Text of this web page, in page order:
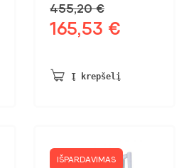
455,20€
Pradinė
455,20 €.
165,53 €
Į krepšelį
IŠPARDAVIMAS